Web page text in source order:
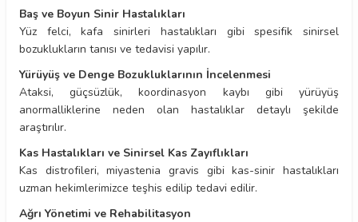
Baş ve Boyun Sinir Hastalıkları
Yüz felci, kafa sinirleri hastalıkları gibi spesifik sinirsel
bozuklukların tanısı ve tedavisi yapılır.
Yürüyüş ve Denge Bozukluklarının İncelenmesi
Ataksi, güçsüzlük, koordinasyon kaybı gibi yürüyüş
anormalliklerine neden olan hastalıklar detaylı şekilde
araştırılır.
Kas Hastalıkları ve Sinirsel Kas Zayıflıkları
Kas distrofileri, miyastenia gravis gibi kas-sinir hastalıkları
uzman hekimlerimizce teşhis edilip tedavi edilir.
Ağrı Yönetimi ve Rehabilitasyon